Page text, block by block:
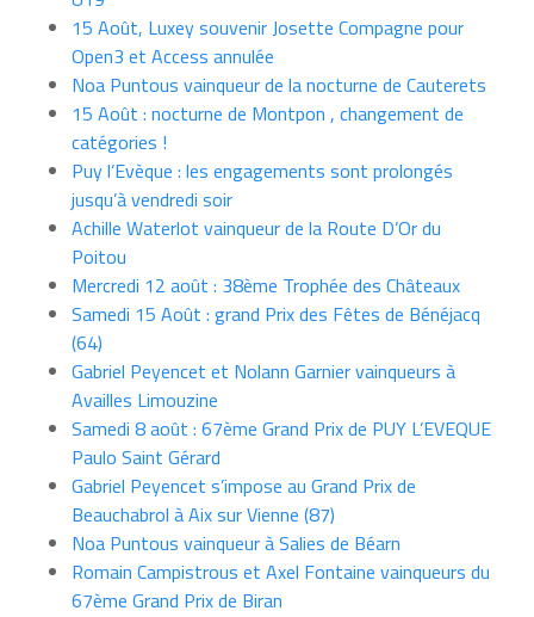
15 Août, Luxey souvenir Josette Compagne pour
Open3 et Access annulée
Noa Puntous vainqueur de la nocturne de Cauterets
15 Août : nocturne de Montpon , changement de
catégories !
Puy l’Evèque : les engagements sont prolongés
jusqu’à vendredi soir
Achille Waterlot vainqueur de la Route D’Or du
Poitou
Mercredi 12 août : 38ème Trophée des Châteaux
Samedi 15 Août : grand Prix des Fêtes de Bénéjacq
(64)
Gabriel Peyencet et Nolann Garnier vainqueurs à
Availles Limouzine
Samedi 8 août : 67ème Grand Prix de PUY L’EVEQUE
Paulo Saint Gérard
Gabriel Peyencet s’impose au Grand Prix de
Beauchabrol à Aix sur Vienne (87)
Noa Puntous vainqueur à Salies de Béarn
Romain Campistrous et Axel Fontaine vainqueurs du
67ème Grand Prix de Biran